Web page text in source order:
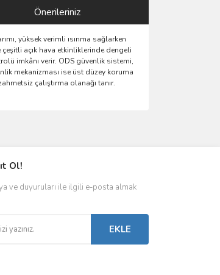
Önerileriniz
yüksek verimli ısınma sağlarken
çeşitli açık hava etkinliklerinde dengeli
imkânı verir. ODS güvenlik sistemi,
mekanizması ise üst düzey koruma
çalıştırma olanağı tanır.
Ol!
ve duyuruları ile ilgili e-posta almak
EKLE